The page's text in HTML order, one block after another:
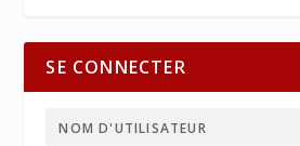
SE CONNECTER